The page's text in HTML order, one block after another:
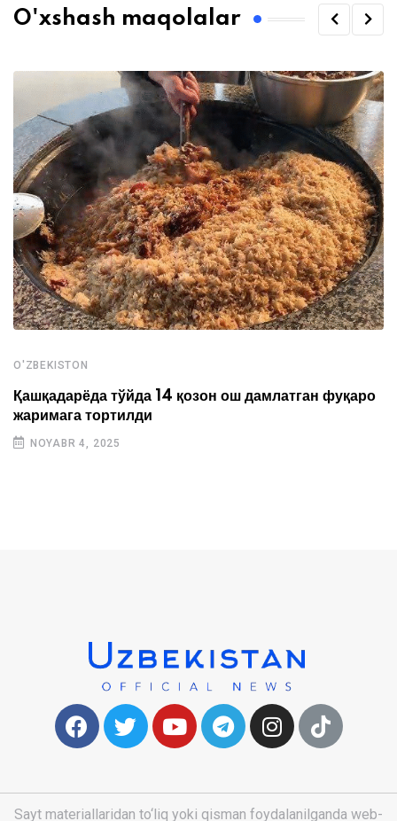
O'xshash maqolalar
O'ZBEKISTON
Қашқадарёда тўйда 14 қозон ош дамлатган фуқаро
жаримага тортилди
NOYABR 4, 2025
Sayt materiallaridan to‘liq yoki qisman foydalanilganda web-